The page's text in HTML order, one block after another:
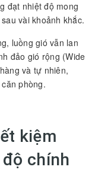
đạt nhiệt độ mong
vài khoảnh khắc.
luồng gió vẫn lan
đảo gió rộng (Wide
và tự nhiên,
phòng.
kiệm
chính